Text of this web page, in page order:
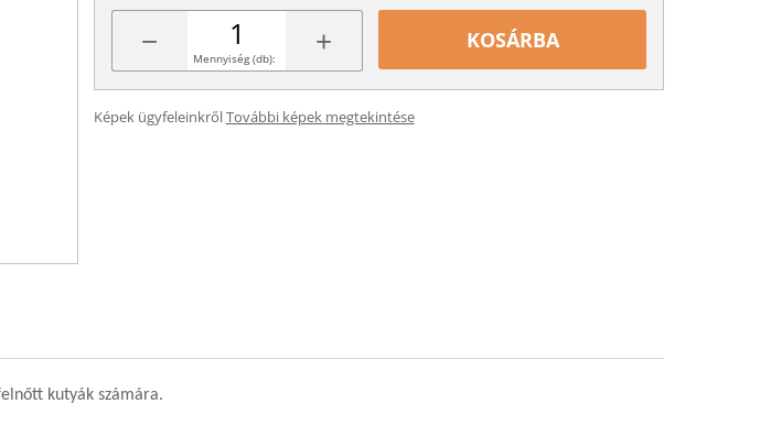
− +
Mennyiség (db):
KOSÁRBA
Képek ügyfeleinkrőlTovábbi képek megtekintése
kutyák számára.